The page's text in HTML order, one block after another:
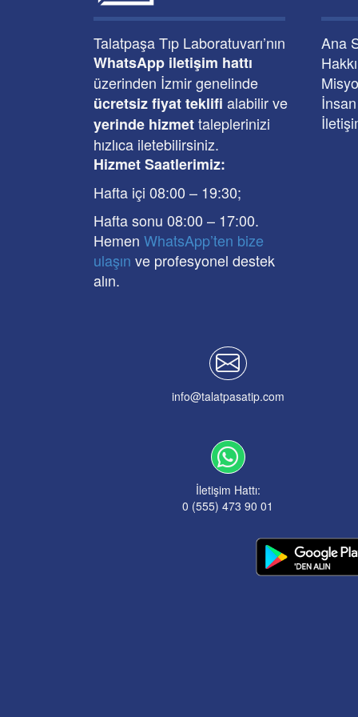
Talatpaşa Tıp Laboratuvarı’nın
WhatsApp iletişim hattı
üzerinden İzmir genelinde
ücretsiz fiyat teklifi alabilir ve
yerinde hizmettaleplerinizi
hızlıca iletebilirsiniz.
Hizmet Saatlerimiz:
Hafta içi 08:00 – 19:30;
Hafta sonu 08:00 – 17:00.
Hemen WhatsApp’ten bize
ulaşın ve profesyonel destek
alın.
Ana
info@talatpasatip.com
İletişim Hattı:
0 (555) 473 90 01